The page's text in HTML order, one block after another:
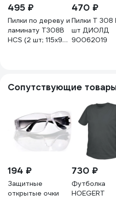
495 ₽
Пилки по дереву и
ламинату T308B
HCS (2 шт; 115х90
470 ₽
Пилки Т 308
шт ДИОЛД
90062019
Сопутствующие
194 ₽
Защитные
открытые очки
730 ₽
Футболка
HOEGERT